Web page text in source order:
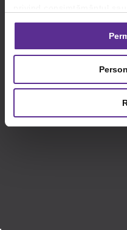
consimțământul oricând,
setările dvs. de cookie-uri.
privind utilizarea